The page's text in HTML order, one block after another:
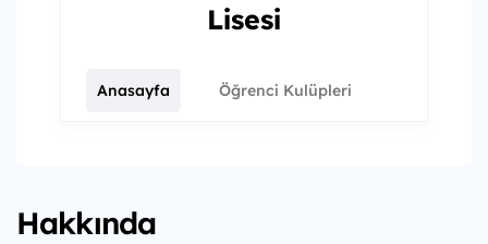
Lisesi
Anasayfa Öğrenci Kulüpleri
Hakkında